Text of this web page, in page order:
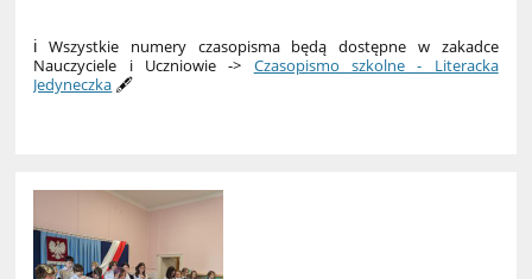
ℹ️ Wszystkie numery czasopisma będą dostępne w zakadce
Nauczyciele i Uczniowie -> Czasopismo szkolne - Literacka
Jedyneczka 🖋️